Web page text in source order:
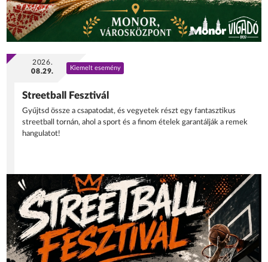
2026.
08.29.
Kiemelt esemény
Streetball Fesztivál
Gyűjtsd össze a csapatodat, és vegyetek részt egy fantasztikus
streetball tornán, ahol a sport és a finom ételek garantálják a remek
hangulatot!